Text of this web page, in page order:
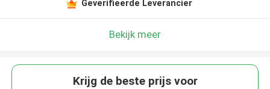
Geverifieerde Leverancier
Bekijk meer
Krijg de beste prijs voor